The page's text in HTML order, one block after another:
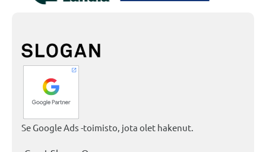
Se Google Ads -toimisto, jota olet hakenut.